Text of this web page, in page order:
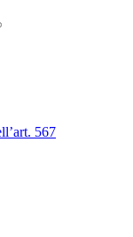
menù di
secondo livello
567